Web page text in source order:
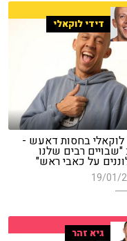
דידי לוקאלי
לוקאלי בחסות דאעש -
"שבויים רבים שלנו
על כאבי ראש"
19/01/
גיא זהר